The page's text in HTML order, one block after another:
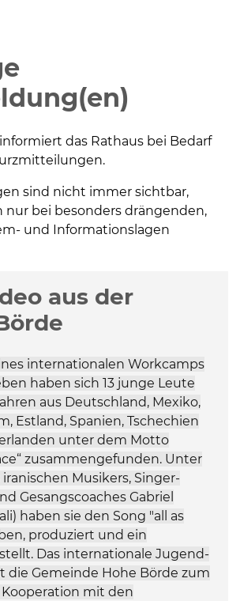
das Rathaus bei Bedarf
sind nicht immer sichtbar,
nur bei besonders drängenden,
und Informationslagen
aus der
internationalen Workcamps
haben sich 13 junge Leute
aus Deutschland, Mexiko,
Estland, Spanien, Tschechien
unter dem Motto
zusammengefunden. Unter
Musikers, Singer-
Gesangscoaches Gabriel
haben sie den Song "all as
produziert und ein
Das internationale Jugend-
die Gemeinde Hohe Börde zum
mit den